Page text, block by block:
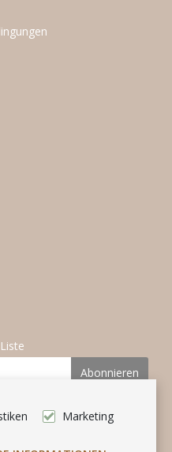
Marketing
Abonnieren